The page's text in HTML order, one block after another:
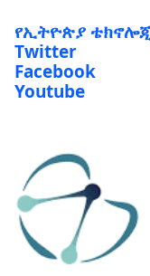
የኢትዮጵያ
Twitter
Facebook
Youtube